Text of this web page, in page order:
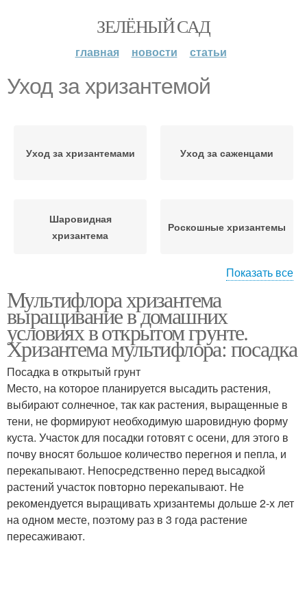
ЗЕЛЁНЫЙ САД
главная новости статьи
Уход за хризантемой
Уход за хризантемами Уход за саженцами
Шаровидная
хризантема
Роскошные хризантемы
Уход за мультифлорой
Показать все
Мультифлора хризантема
выращивание в домашних
условиях в открытом грунте.
Хризантема мультифлора: посадка
Посадка в открытый грунт
Место, на которое планируется высадить растения,
выбирают солнечное, так как растения, выращенные в
тени, не формируют необходимую шаровидную форму
куста. Участок для посадки готовят с осени, для этого в
почву вносят большое количество перегноя и пепла, и
перекапывают. Непосредственно перед высадкой
растений участок повторно перекапывают. Не
рекомендуется выращивать хризантемы дольше 2-х лет
на одном месте, поэтому раз в 3 года растение
пересаживают.